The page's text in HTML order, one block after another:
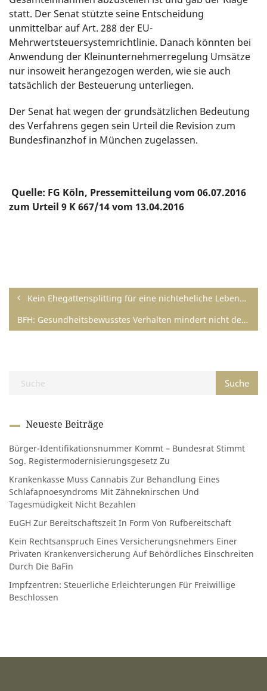
statt. Der Senat stützte seine Entscheidung
unmittelbar auf Art. 288 der EU-
Mehrwertsteuersystemrichtlinie. Danach könnten bei
Anwendung der Kleinunternehmerregelung Umsätze
nur insoweit herangezogen werden, wie sie auch
tatsächlich der Besteuerung unterliegen.
Der Senat hat wegen der grundsätzlichen Bedeutung
des Verfahrens gegen sein Urteil die Revision zum
Bundesfinanzhof in München zugelassen.
Quelle: FG Köln, Pressemitteilung vom 06.07.2016
zum Urteil 9 K 667/14 vom 13.04.2016
Kein Ehegattensplitting für eine nichteheliche Lebensgemeinschaft
BFH: Gesundheitsbewusstes Verhalten mindert nicht den Sonderausgabenabzug
Neueste Beiträge
Bürger-Identifikationsnummer Kommt – Bundesrat Stimmt
Sog. Registermodernisierungsgesetz Zu
Krankenkasse Muss Cannabis Zur Behandlung Eines
Schlafapnoesyndroms Mit Zähneknirschen Und
Tagesmüdigkeit Nicht Bezahlen
EuGH Zur Bereitschaftszeit In Form Von Rufbereitschaft
Kein Rechtsanspruch Eines Versicherungsnehmers Einer
Privaten Krankenversicherung Auf Behördliches Einschreiten
Durch Die BaFin
Impfzentren: Steuerliche Erleichterungen Für Freiwillige
Beschlossen